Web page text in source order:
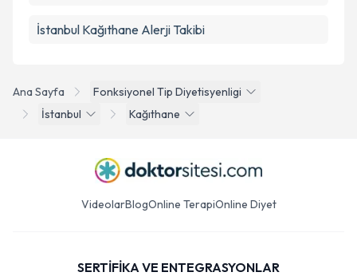
Ana Sayfa
Fonksiyonel Tip Diyetisyenligi
İstanbul
Kağıthane
İstanbul Kağıthane Alerji Takibi
VideolarBlogOnline TerapiOnline Diyet
SERTİFİKA VE ENTEGRASYONLAR